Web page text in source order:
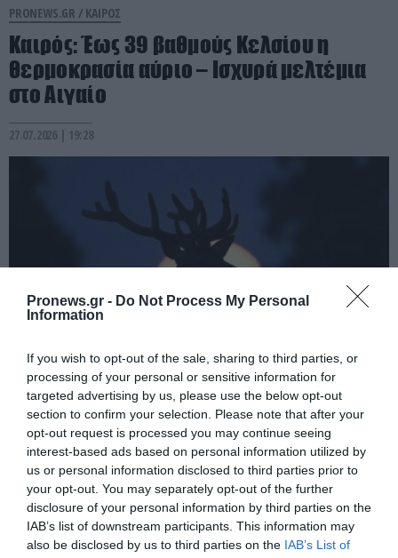
Pronews.gr - Do Not Process My Personal
Information
If you wish to opt-out of the sale, sharing to third parties, or
processing of your personal or sensitive information for
targeted advertising by us, please use the below opt-out
section to confirm your selection. Please note that after your
opt-out request is processed you may continue seeing
interest-based ads based on personal information utilized by
us or personal information disclosed to third parties prior to
your opt-out. You may separately opt-out of the further
disclosure of your personal information by third parties on the
IAB’s list of downstream participants. This information may
also be disclosed by us to third parties on the IAB’s List of
PRONEWS.GR / ΚΑΙΡΟΣ
Καιρός: Έως 39 βαθμούς Κελσίου η
θερμοκρασία αύριο – Ισχυρά μελτέμια
στο Αιγαίο
27.07.2026 | 19:28
PRONEWS.GR /ΠΕΡΙΒΑΛΛΟΝ
H Πανσέληνος του Ελαφιού: Πότε θα την
δούμε και γιατί ονομάζεται έτσι
26.07.2026 | 20:33